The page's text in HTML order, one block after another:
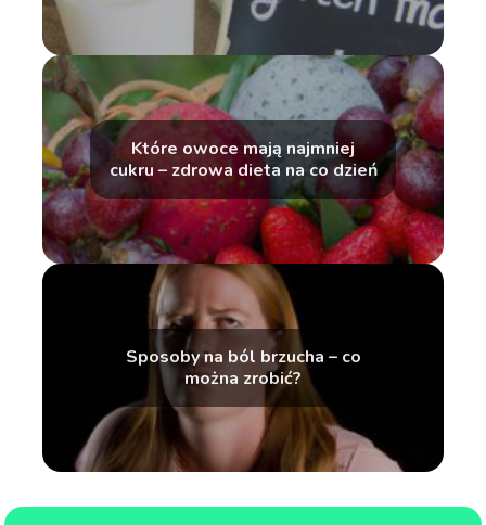
Które owoce mają najmniej
cukru – zdrowa dieta na co dzień
Sposoby na ból brzucha – co
można zrobić?